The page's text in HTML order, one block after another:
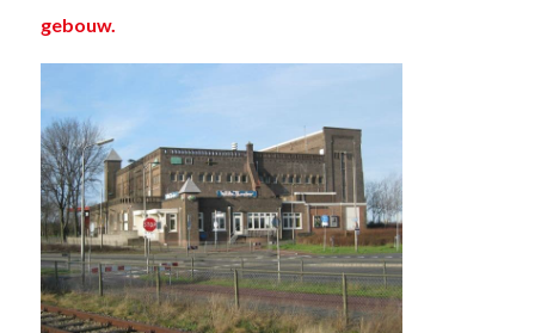
gebouw.